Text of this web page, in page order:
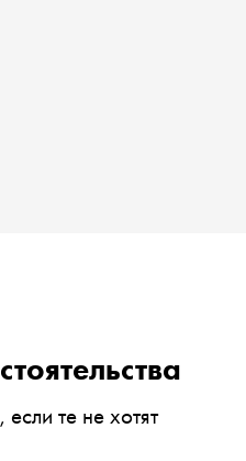
те не хотят